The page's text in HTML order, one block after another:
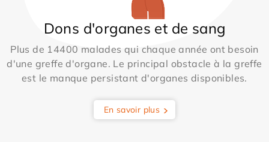
Dons d'organes et de sang
Plus de 14400 malades qui chaque année ont besoin
d'une greffe d'organe. Le principal obstacle à la greffe
est le manque persistant d'organes disponibles.
En savoir plus